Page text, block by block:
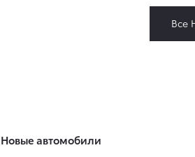
Все
Новые автомобили